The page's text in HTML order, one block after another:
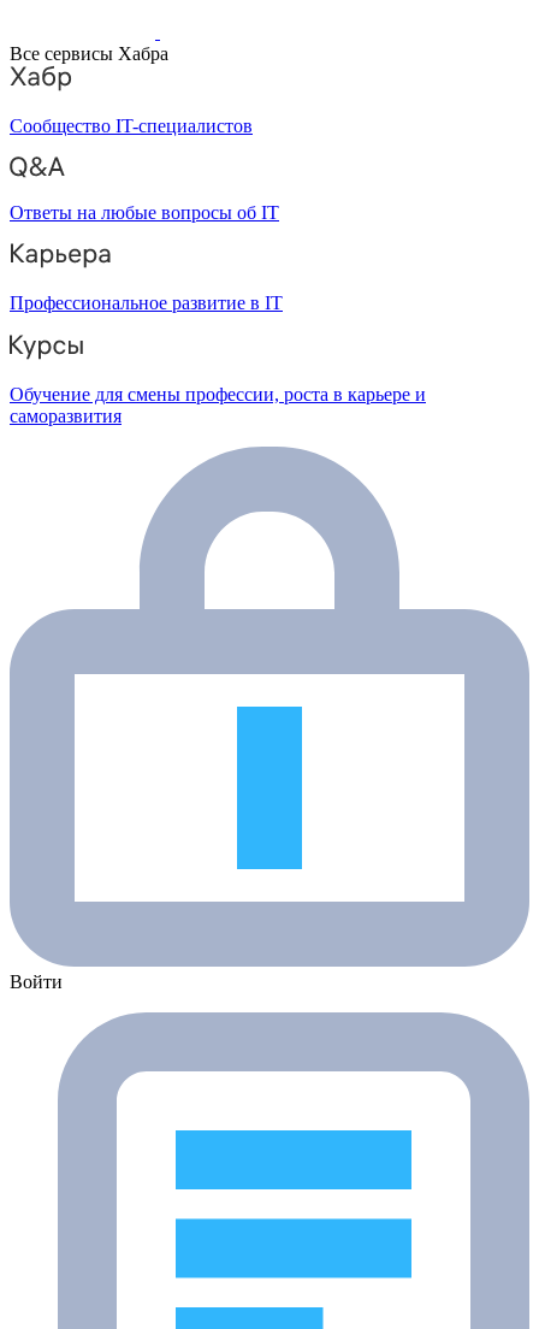
Все сервисы Хабра
Сообщество IT-специалистов
Ответы на любые вопросы об IT
Профессиональное развитие в IT
Обучение для смены профессии, роста в карьере и
саморазвития
Войти